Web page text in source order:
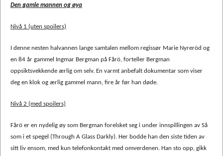
Den gamle mannen og øya
Nivå 1 (uten spoilers)
I denne nesten halvannen lange samtalen mellom regissør Marie Nyreröd og
en 84 år gammel Ingmar Bergman på Fårö, forteller Bergman
oppsiktsvekkende ærlig om selv. En varmt anbefalt dokumentar som viser
deg en klok og ærlig gammel mann, fire år før han døde.
Nivå 2 (med spoilers)
Fårö er en nydelig øy som Bergman forelsket seg i under innspillingen av Så
som i et spegel (Through A Glass Darkly). Her bodde han den siste tiden av
sitt liv ensom, med kun telefonkontakt med omverdenen. Han sto opp, gikk